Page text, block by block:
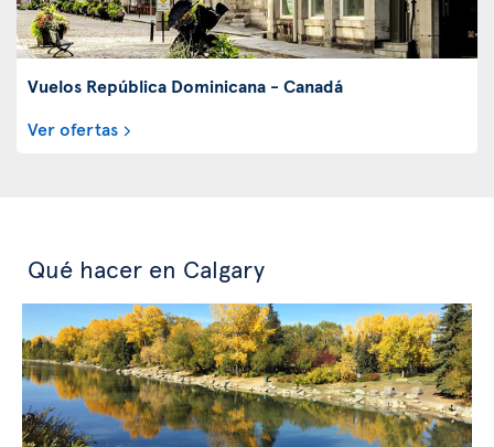
Vuelos República Dominicana - Canadá
Ver ofertas
Qué hacer en Calgary